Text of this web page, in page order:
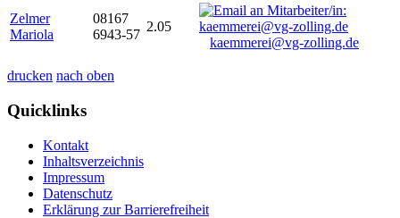
Zelmer
Mariola
08167
6943-57
2.05
kaemmerei@vg-zolling.de
drucken nach oben
Quicklinks
Kontakt
Inhaltsverzeichnis
Impressum
Datenschutz
Erklärung zur Barrierefreiheit